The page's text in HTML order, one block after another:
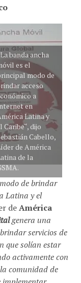
banda ancha
es el
modo de
acceso
a
en
Latina y
Caribe“, dijo
Cabello,
de América
de la
de brindar
Latina y el
de América
genera una
servicios de
que solían estar
activamente con
comunidad de